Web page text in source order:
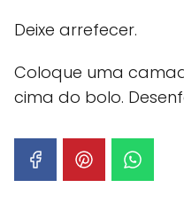
Deixe arrefecer.
Coloque uma
cima do bolo.